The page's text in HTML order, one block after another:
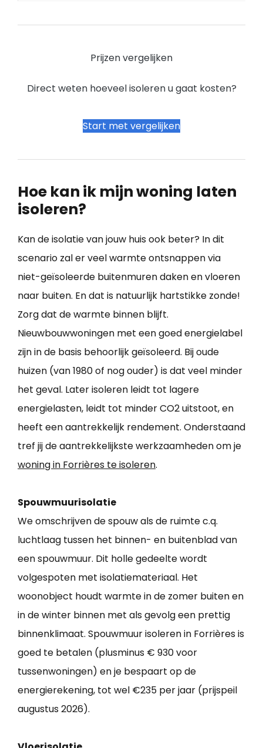
Prijzen vergelijken
Direct weten hoeveel isoleren u gaat kosten?
Start met vergelijken
Hoe kan ik mijn woning laten
isoleren?
Kan de isolatie van jouw huis ook beter? In dit
scenario zal er veel warmte ontsnappen via
niet-geïsoleerde buitenmuren daken en vloeren
naar buiten. En dat is natuurlijk hartstikke zonde!
Zorg dat de warmte binnen blijft.
Nieuwbouwwoningen met een goed energielabel
zijn in de basis behoorlijk geïsoleerd. Bij oude
huizen (van 1980 of nog ouder) is dat veel minder
het geval. Later isoleren leidt tot lagere
energielasten, leidt tot minder CO2 uitstoot, en
heeft een aantrekkelijk rendement. Onderstaand
tref jij de aantrekkelijkste werkzaamheden om je
woning in Forrières te isoleren.
Spouwmuurisolatie
We omschrijven de spouw als de ruimte c.q.
luchtlaag tussen het binnen- en buitenblad van
een spouwmuur. Dit holle gedeelte wordt
volgespoten met isolatiemateriaal. Het
woonobject houdt warmte in de zomer buiten en
in de winter binnen met als gevolg een prettig
binnenklimaat. Spouwmuur isoleren in Forrières is
goed te betalen (plusminus € 930 voor
tussenwoningen) en je bespaart op de
energierekening, tot wel €235 per jaar (prijspeil
augustus 2026).